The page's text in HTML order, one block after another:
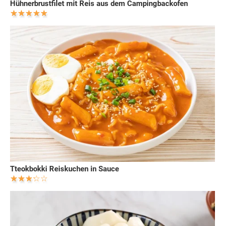
Hühnerbrustfilet mit Reis aus dem Campingbackofen
Tteokbokki Reiskuchen in Sauce